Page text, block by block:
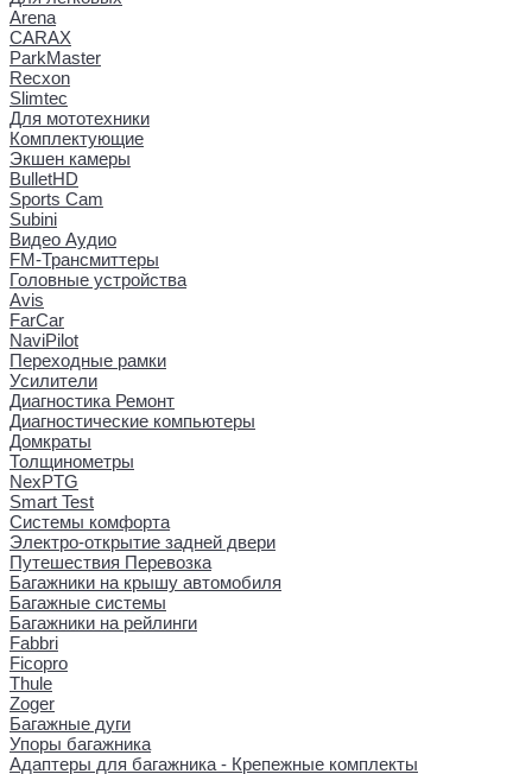
Arena
CARAX
ParkMaster
Recxon
Slimtec
Для мототехники
Комплектующие
Экшен камеры
BulletHD
Sports Cam
Subini
Видео Аудио
FM-Трансмиттеры
Головные устройства
Avis
FarCar
NaviPilot
Переходные рамки
Усилители
Диагностика Ремонт
Диагностические компьютеры
Домкраты
Толщинометры
NexPTG
Smart Test
Системы комфорта
Электро-открытие задней двери
Путешествия Перевозка
Багажники на крышу автомобиля
Багажные системы
Багажники на рейлинги
Fabbri
Ficopro
Thule
Zoger
Багажные дуги
Упоры багажника
Адаптеры для багажника - Крепежные комплекты